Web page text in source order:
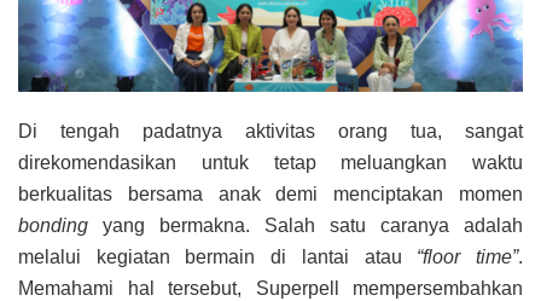
Di tengah padatnya aktivitas orang tua, sangat
direkomendasikan untuk tetap meluangkan waktu
berkualitas bersama anak demi menciptakan momen
bonding yang bermakna. Salah satu caranya adalah
melalui kegiatan bermain di lantai atau “floor time”.
Memahami hal tersebut, Superpell mempersembahkan